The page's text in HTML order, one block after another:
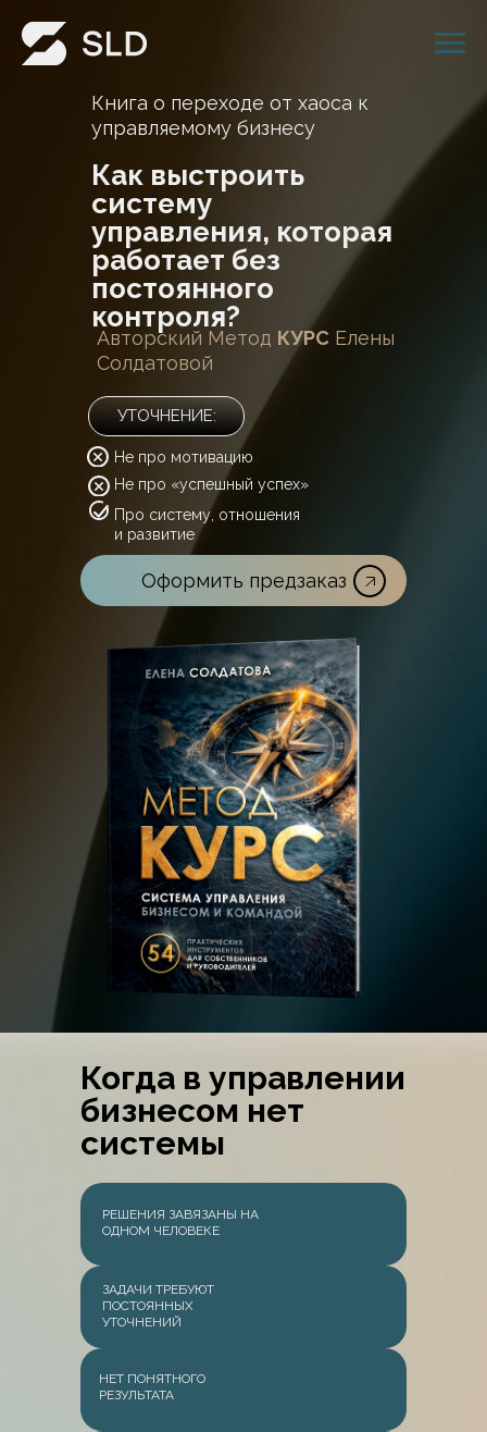
Авторский Метод КУРС Елены
Солдатовой
Книга о переходе от хаоса к
управляемому бизнесу
Как выстроить
систему
управления, которая
работает без
постоянного
контроля?
УТОЧНЕНИЕ:
Про систему, отношения
и развитие
Не про мотивацию
Не про «успешный успех»
Оформить предзаказ
Когда в управлении
бизнесом нет
системы
РЕШЕНИЯ ЗАВЯЗАНЫ НА
ОДНОМ ЧЕЛОВЕКЕ
ЗАДАЧИ ТРЕБУЮТ
ПОСТОЯННЫХ
УТОЧНЕНИЙ
НЕТ ПОНЯТНОГО
РЕЗУЛЬТАТА